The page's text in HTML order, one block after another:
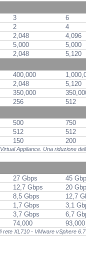
3 6
2 4
2,048 4,096
5,000 5,000
2,048 5,120
400,000
2,048 5,120
350,000
256 512
500 750
512 512
150 200
Appliance. Una riduzione
27 Gbps 45
12,7 Gbps 20
8,5 Gbps 12,7
1,7 Gbps 3,1
3,7 Gbps 6,7
74,000 93,000
XL710 - VMware vSphere 6.7